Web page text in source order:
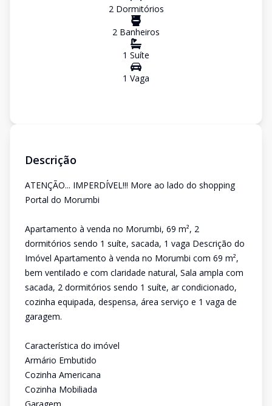
2Dormitórios
2 Banheiros
1 Suíte
1 Vaga
Descrição
ATENÇÃO... IMPERDÍVEL!!! More ao lado do shopping
Portal do Morumbi
Apartamento à venda no Morumbi, 69 m², 2
dormitórios sendo 1 suíte, sacada, 1 vaga Descrição do
Imóvel Apartamento à venda no Morumbi com 69 m²,
bem ventilado e com claridade natural, Sala ampla com
sacada, 2 dormitórios sendo 1 suíte, ar condicionado,
cozinha equipada, despensa, área serviço e 1 vaga de
garagem.
Característica do imóvel
Armário Embutido
Cozinha Americana
Cozinha Mobiliada